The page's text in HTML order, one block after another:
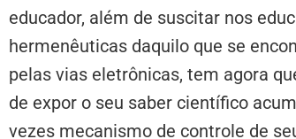
educador, além de suscitar nos
hermenêuticas daquilo que se
pelas vias eletrônicas, tem agora
de expor o seu saber científico
vezes mecanismo de controle de